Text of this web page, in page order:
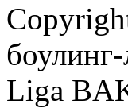
Liga